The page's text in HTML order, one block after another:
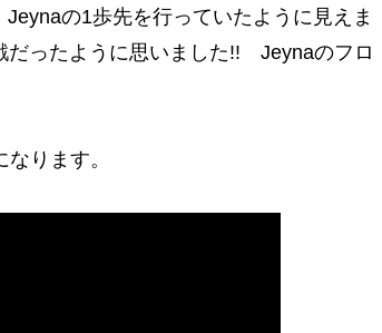
の1歩先を行っていたように見えま
だったように思いました!! Jeynaのフロ
ります。